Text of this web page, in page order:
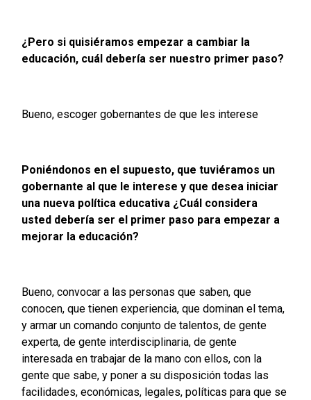
¿Pero si quisiéramos empezar a cambiar la
educación, cuál debería ser nuestro primer paso?
Bueno, escoger gobernantes de que les interese
Poniéndonos en el supuesto, que tuviéramos un
gobernante al que le interese y que desea iniciar
una nueva política educativa ¿Cuál considera
usted debería ser el primer paso para empezar a
mejorar la educación?
Bueno, convocar a las personas que saben, que
conocen, que tienen experiencia, que dominan el tema,
y armar un comando conjunto de talentos, de gente
experta, de gente interdisciplinaria, de gente
interesada en trabajar de la mano con ellos, con la
gente que sabe, y poner a su disposición todas las
facilidades, económicas, legales, políticas para que se